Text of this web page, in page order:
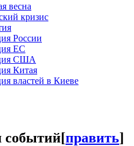
весна
кризис
России
ЕС
США
Китая
властей в Киеве
событий[править]